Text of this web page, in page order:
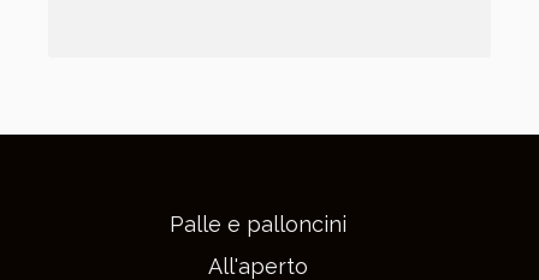
Palle e palloncini
All'aperto